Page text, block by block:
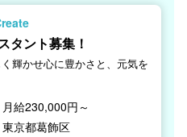
ント募集！
輝かせ心に豊かさと、元気を
月給230,000円～
東京都葛飾区